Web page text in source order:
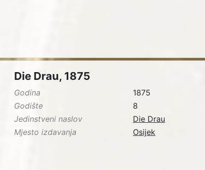
Die Drau, 1875
Godina
1875
Godište
8
Jedinstveni naslov
Die Drau
Mjesto izdavanja
Osijek